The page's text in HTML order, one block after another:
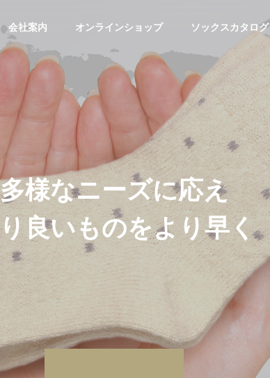
会社案内 オンラインショップ ソックスカタログ
ONLINE SHOP
オンライン取引
Socks
ソックスカ
OUTLINE
会社概要
ECO-FRIENDLY
エコ活動
多様なニーズに応え
り 良いものをよ り早く